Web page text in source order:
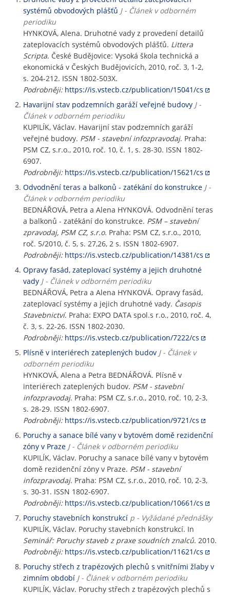
systémů obvodových plášťů J - Článek v odborném
periodiku
HYNKOVÁ, Alena. Druhotné vady z provedení detailů
zateplovacích systémů obvodových plášťů. Littera
Scripta. České Budějovice: Vysoká škola technická a
ekonomická v Českých Budějovicích, 2010, roč. 3, 1-2,
s. 204-212. ISSN 1802-503X.
Podrobněji: https://is.vstecb.cz/publication/15041/cs
Havarijní stav podzemních garáží veřejné budovy J -
Článek v odborném periodiku
KUPILÍK, Václav. Havarijní stav podzemních garáží
veřejné budovy. PSM - stavební infozpravodaj. Praha:
PSM CZ, s.r.o., 2010, roč. 10, č. 1, s. 28-30. ISSN 1802-
6907.
Podrobněji: https://is.vstecb.cz/publication/15621/cs
Odvodnění teras a balkonů - zatékání do konstrukce J -
Článek v odborném periodiku
BEDNÁŘOVÁ, Petra a Alena HYNKOVÁ. Odvodnění teras
a balkonů - zatékání do konstrukce. PSM – stavební
zpravodaj, PSM CZ, s.r.o. Praha: PSM CZ, s.r.o., 2010,
roč. 5/2010, č. 5, s. 27,26, 2 s. ISSN 1802-6907.
Podrobněji: https://is.vstecb.cz/publication/14381/cs
Opravy fasád, zateplovací systémy a jejich druhotné
vady J - Článek v odborném periodiku
BEDNÁŘOVÁ, Petra a Alena HYNKOVÁ. Opravy fasád,
zateplovací systémy a jejich druhotné vady. Časopis
Stavebnictví. Praha: EXPO DATA spol.s r.o., 2010, roč. 4,
č. 3, s. 22-26. ISSN 1802-2030.
Podrobněji: https://is.vstecb.cz/publication/7222/cs
Plísně v interiérech zateplených budov J - Článek v
odborném periodiku
HYNKOVÁ, Alena a Petra BEDNÁŘOVÁ. Plísně v
interiérech zateplených budov. PSM - stavební
infozpravodaj. Praha: PSM CZ, s.r.o., 2010, roč. 10, 2-3,
s. 28-29. ISSN 1802-6907.
Podrobněji: https://is.vstecb.cz/publication/9721/cs
Poruchy a sanace bílé vany v bytovém domě rezidenční
zóny v Praze J - Článek v odborném periodiku
KUPILÍK, Václav. Poruchy a sanace bílé vany v bytovém
domě rezidenční zóny v Praze. PSM - stavební
infozpravodaj. Praha: PSM CZ, s.r.o., 2010, roč. 10, 2-3,
s. 30-31. ISSN 1802-6907.
Podrobněji: https://is.vstecb.cz/publication/10661/cs
Poruchy stavebních konstrukcí p - Vyžádané přednášky
KUPILÍK, Václav. Poruchy stavebních konstrukcí. In
Seminář: Poruchy staveb z praxe soudních znalců. 2010.
Podrobněji: https://is.vstecb.cz/publication/11621/cs
Poruchy střech z trapézových plechů s vnitřními žlaby v
zimním období J - Článek v odborném periodiku
KUPILÍK, Václav. Poruchy střech z trapézových plechů s